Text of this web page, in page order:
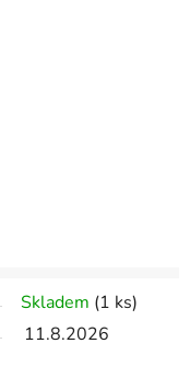
Skladem (1 ks)
11.8.2026